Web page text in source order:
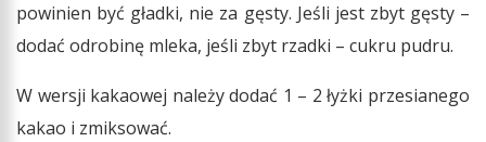
powinien być gładki, nie za gęsty. Jeśli jest zbyt gęsty –
dodać odrobinę mleka, jeśli zbyt rzadki – cukru pudru.
W wersji kakaowej należy dodać 1 – 2 łyżki przesianego
kakao i zmiksować.